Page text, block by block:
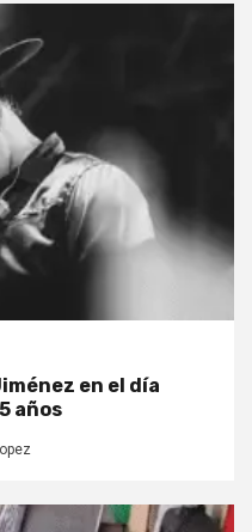
en el día
años